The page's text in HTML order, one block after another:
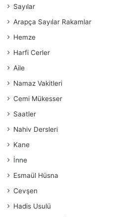
Sayılar
Arapça Sayılar Rakamlar
Hemze
Harfi Cerler
Aile
Namaz Vakitleri
Cemi Mükesser
Saatler
Nahiv Dersleri
Kane
İnne
Esmaül Hüsna
Cevşen
Hadis Usulü